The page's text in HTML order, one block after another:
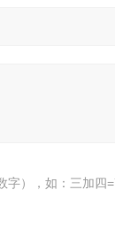
字），如：三加四